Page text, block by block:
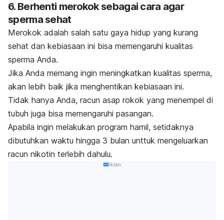
6. Berhenti merokok sebagai cara agar
sperma sehat
Merokok adalah salah satu gaya hidup yang kurang
sehat dan kebiasaan ini bisa memengaruhi kualitas
sperma Anda.
Jika Anda memang ingin meningkatkan kualitas sperma,
akan lebih baik jika menghentikan kebiasaan ini.
Tidak hanya Anda, racun asap rokok yang menempel di
tubuh juga bisa memengaruhi pasangan.
Apabila ingin melakukan program hamil, setidaknya
dibutuhkan waktu hingga 3 bulan unttuk mengeluarkan
racun nikotin terlebih dahulu.
Iklan